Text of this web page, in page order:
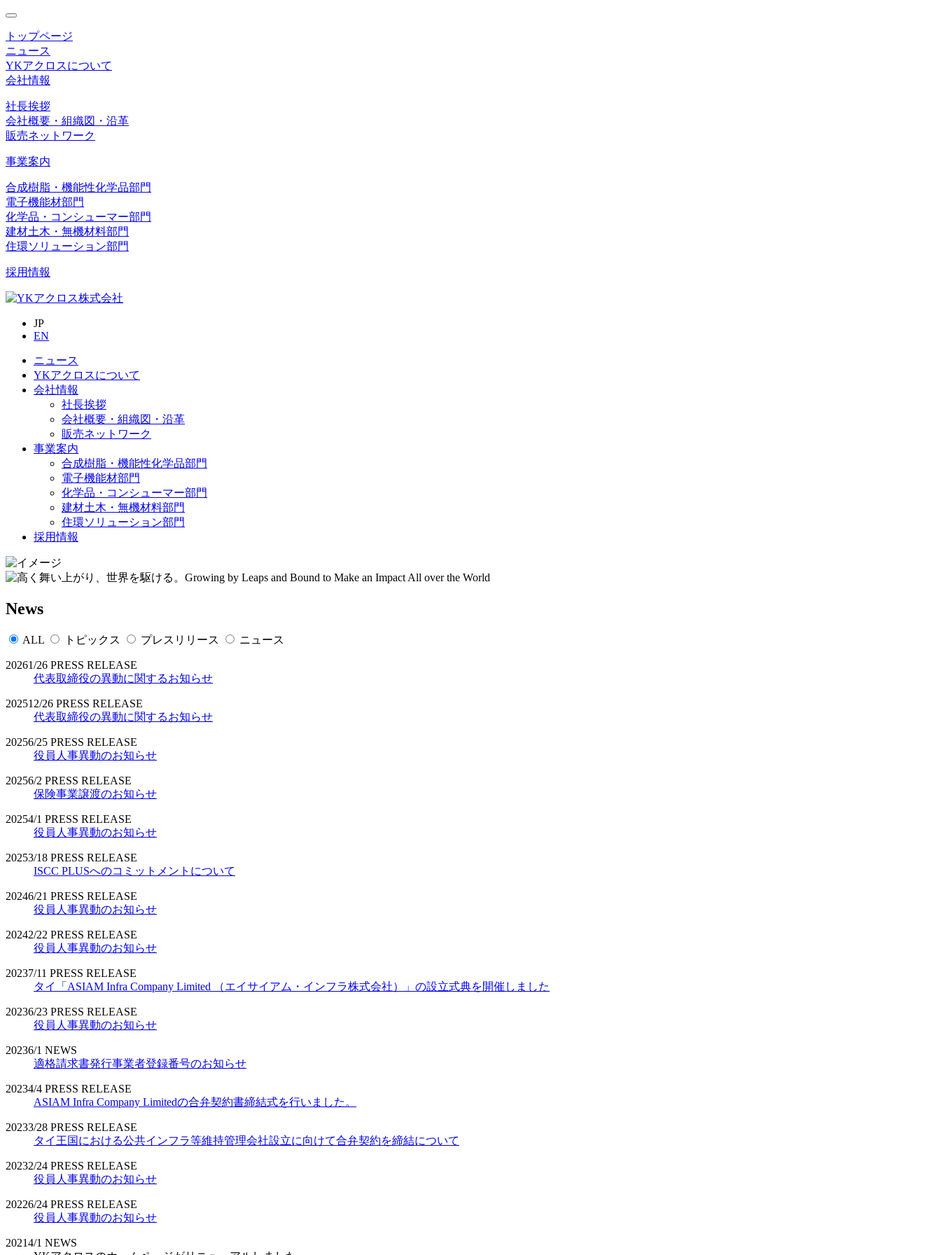
toggle
navigation
トップページ
ニュース
YKアクロスについて
会社情報
社長挨拶
会社概要・組織図・沿革
販売ネットワーク
事業案内
合成樹脂・機能性化学品部門
電子機能材部門
化学品・コンシューマー部門
建材土木・無機材料部門
住環ソリューション部門
採用情報
JP
EN
ニュース
YKアクロスについて
会社情報
社長挨拶
会社概要・組織図・沿革
販売ネットワーク
事業案内
合成樹脂・機能性化学品部門
電子機能材部門
化学品・コンシューマー部門
建材土木・無機材料部門
住環ソリューション部門
採用情報
News
ALL トピックス プレスリリース ニュース
20261/26 PRESS RELEASE
代表取締役の異動に関するお知らせ
202512/26 PRESS RELEASE
代表取締役の異動に関するお知らせ
20256/25 PRESS RELEASE
役員人事異動のお知らせ
20256/2 PRESS RELEASE
保険事業譲渡のお知らせ
20254/1 PRESS RELEASE
役員人事異動のお知らせ
20253/18 PRESS RELEASE
ISCC PLUSへのコミットメントについて
20246/21 PRESS RELEASE
役員人事異動のお知らせ
20242/22 PRESS RELEASE
役員人事異動のお知らせ
20237/11 PRESS RELEASE
タイ「ASIAM Infra Company Limited （エイサイアム・インフラ株式会社）」の設立式典を開催しました
20236/23 PRESS RELEASE
役員人事異動のお知らせ
20236/1 NEWS
適格請求書発行事業者登録番号のお知らせ
20234/4 PRESS RELEASE
ASIAM Infra Company Limitedの合弁契約書締結式を行いました。
20233/28 PRESS RELEASE
タイ王国における公共インフラ等維持管理会社設立に向けて合弁契約を締結について
20232/24 PRESS RELEASE
役員人事異動のお知らせ
20226/24 PRESS RELEASE
役員人事異動のお知らせ
20214/1 NEWS